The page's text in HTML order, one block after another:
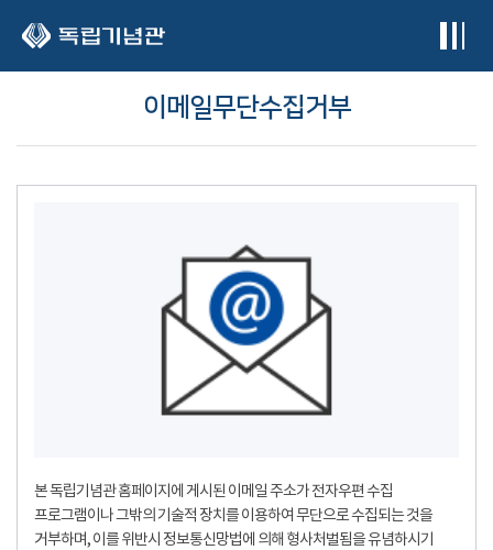
이메일무단수집거부
본 독립기념관 홈페이지에 게시된 이메일 주소가 전자우편 수집
프로그램이나 그밖의 기술적 장치를 이용하여 무단으로 수집되는 것을
거부하며, 이를 위반시 정보통신망법에 의해 형사처벌됨을 유념하시기